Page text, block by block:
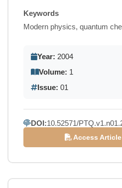
Keywords
Modern physics, quantum
Year: 2004
Volume: 1
Issue: 01
DOI:10.52571/
Access Article